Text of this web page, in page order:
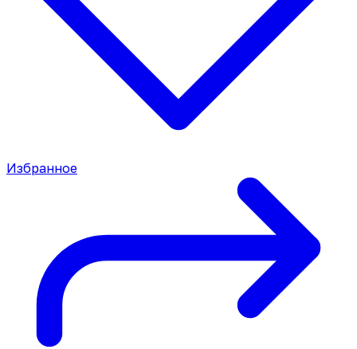
Избранное